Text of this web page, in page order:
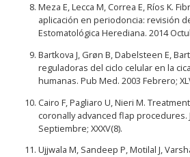
Meza E, Lecca M, Correa E, Ríos K.
aplicación en periodoncia: revisión
Estomatológica Herediana. 2014
Bartkova J, Grøn B, Dabelsteen E,
reguladoras del ciclo celular en la
humanas. Pub Med. 2003 Febrero;
Cairo F, Pagliaro U, Nieri M.
coronally advanced flap procedures.
Septiembre; XXXV(8).
Ujjwala M, Sandeep P, Motilal J,